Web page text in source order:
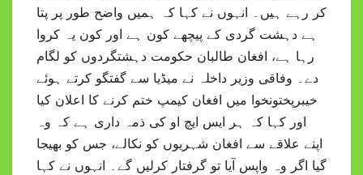
کر رہے ہیں۔ انہوں نے کہا کہ ہمیں واضح طور پر پتا
ہے دہشت گردی کے پیچھے کون ہے اور کون یہ کروا
رہا ہے، افغان طالبان حکومت دہشتگردوں کو لگام
دے۔ وفاقی وزیر داخلہ نے میڈیا سے گفتگو کرتے ہوئے
خیبرپختونخوا میں افغان کیمپ ختم کرنے کا اعلان کیا
اور کہا کہ ہر ایس ایچ او کی ذمہ داری ہے کہ وہ
اپنے علاقے سے افغان شہریوں کو نکالے، جس کو بھیجا
گیا اگر وہ واپس آیا تو گرفتار کرلیں گے۔ انہوں نے کہا